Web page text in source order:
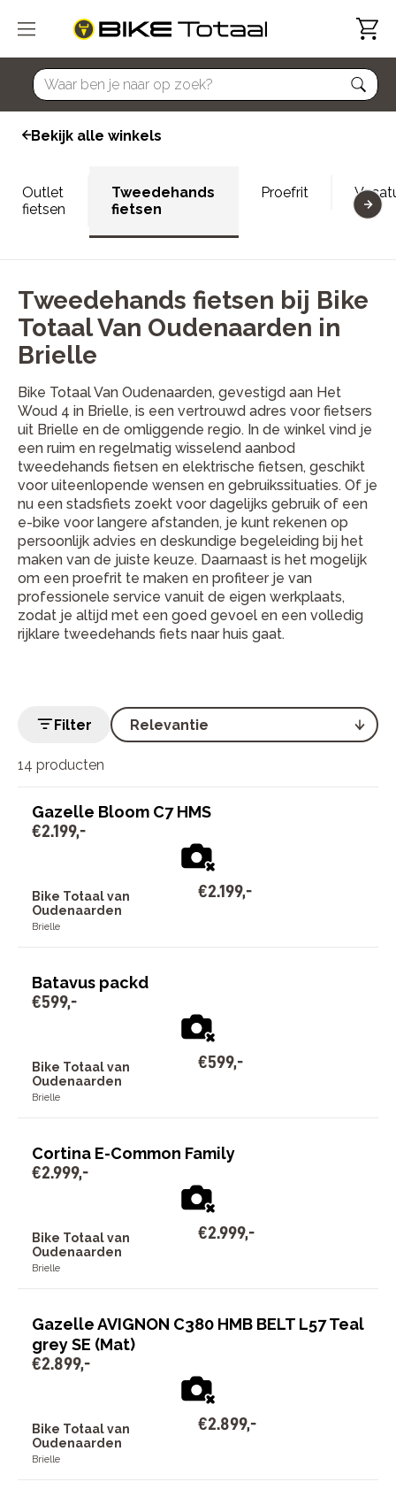
home
Bekijk alle winkels
Outlet
fietsen
Tweedehands
fietsen
Proefrit
Tweedehands fietsen bij Bike
Totaal Van Oudenaarden in
Brielle
Bike Totaal Van Oudenaarden, gevestigd aan Het
Woud 4 in Brielle, is een vertrouwd adres voor fietsers
uit Brielle en de omliggende regio. In de winkel vind je
een ruim en regelmatig wisselend aanbod
tweedehands fietsen en elektrische fietsen, geschikt
voor uiteenlopende wensen en gebruikssituaties. Of je
nu een stadsfiets zoekt voor dagelijks gebruik of een
e-bike voor langere afstanden, je kunt rekenen op
persoonlijk advies en deskundige begeleiding bij het
maken van de juiste keuze. Daarnaast is het mogelijk
om een proefrit te maken en profiteer je van
professionele service vanuit de eigen werkplaats,
zodat je altijd met een goed gevoel en een volledig
rijklare tweedehands fiets naar huis gaat.
14 producten
Filter
Gazelle Bloom C7 HMS
€2.199,-
Bike Totaal van
Oudenaarden
Brielle
€2.199,-
Batavus packd
€599,-
Bike Totaal van
Oudenaarden
Brielle
€599,-
Cortina E-Common Family
€2.999,-
Bike Totaal van
Oudenaarden
Brielle
€2.999,-
Gazelle AVIGNON C380 HMB BELT L57 Teal
grey SE (Mat)
€2.899,-
Bike Totaal van
Oudenaarden
Brielle
€2.899,-